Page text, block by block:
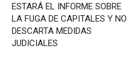
ESTARÁ EL INFORME SOBRE
LA FUGA DE CAPITALES Y NO
DESCARTA MEDIDAS
JUDICIALES